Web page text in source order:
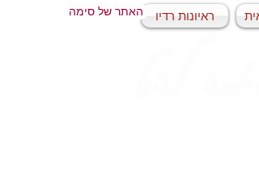
ראיונות רדיו האתר של סימה